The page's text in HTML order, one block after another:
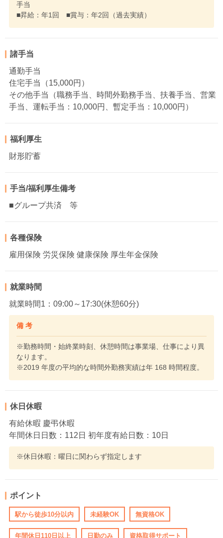
手当
■昇給：年1回 ■賞与：年2回（過去実績）
諸手当
通勤手当
住宅手当（15,000円）
その他手当（職務手当、時間外勤務手当、扶養手当、営業
手当、運転手当：10,000円、暫定手当：10,000円）
福利厚生
財形貯蓄
手当/福利厚生備考
■グループ共済 等
各種保険
雇用保険 労災保険 健康保険 厚生年金保険
就業時間
就業時間1：09:00～17:30(休憩60分)
備 考
※勤務時間・始終業時刻、休憩時間は事業場、仕事により異
なります。
※2019 年度の平均的な時間外勤務実績は年 168 時間程度。
休日休暇
有給休暇 慶弔休暇
年間休日日数：112日 初年度有給日数：10日
※休日休暇：曜日に関わらず指定します
ポイント
駅から徒歩10分以内 未経験OK 無資格OK
年間休日110日以上 日勤のみ 資格取得サポート